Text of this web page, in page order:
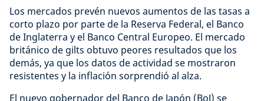
Los mercados prevén nuevos aumentos de las tasas a
corto plazo por parte de la Reserva Federal, el Banco
de Inglaterra y el Banco Central Europeo. El mercado
británico de gilts obtuvo peores resultados que los
demás, ya que los datos de actividad se mostraron
resistentes y la inflación sorprendió al alza.
El nuevo gobernador del Banco de Japón (BoJ) se